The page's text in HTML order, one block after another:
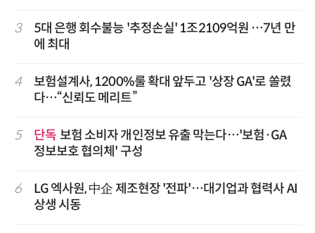
3
5대 은행 회수불능 '추정손실' 1조2109억원 …7년 만
에 최대
4
보험설계사, 1200%룰 확대 앞두고 '상장 GA'로 쏠렸
다…“신뢰도 메리트”
5 단독 보험 소비자 개인정보 유출 막는다…'보험·GA
정보보호 협의체' 구성
6
LG 엑사원, 中企 제조현장 '전파'…대기업과 협력사 AI
상생 시동